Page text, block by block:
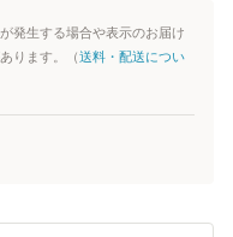
発生する場合や表示のお届け
ります。（送料・配送につい